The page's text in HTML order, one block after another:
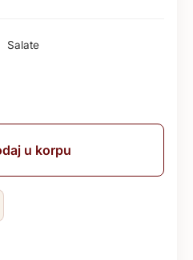
Salate
u korpu